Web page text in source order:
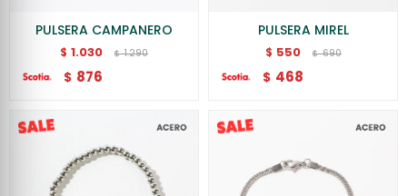
PULSERA CAMPANERO
$ 1.030 $ 1.290
$ 876
PULSERA MIREL
$ 550 $ 690
$ 468